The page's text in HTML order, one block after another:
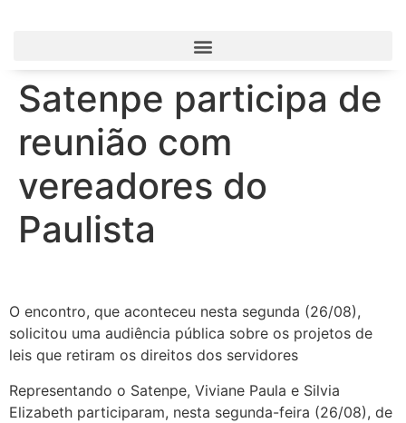
Satenpe participa de
reunião com
vereadores do
Paulista
O encontro, que aconteceu nesta segunda (26/08),
solicitou uma audiência pública sobre os projetos de
leis que retiram os direitos dos servidores
Representando o Satenpe, Viviane Paula e Silvia
Elizabeth participaram, nesta segunda-feira (26/08), de